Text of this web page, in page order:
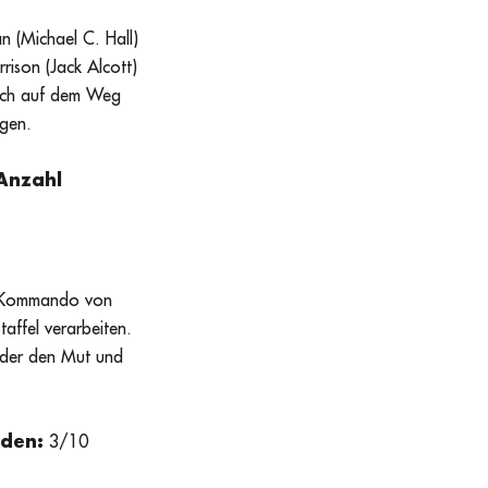
(Michael C. Hall)
(Jack Alcott)
auf dem Weg
von
verarbeiten.
den Mut und
3/10